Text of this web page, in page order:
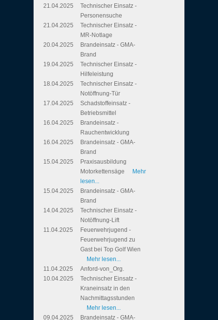
21.04.2025
Technischer Einsatz -
Personensuche
21.04.2025
Technischer Einsatz -
MR-Notlage
20.04.2025
Brandeinsatz - GMA-
Brand
19.04.2025
Technischer Einsatz -
Hilfeleistung
18.04.2025
Technischer Einsatz -
Notöffnung-Tür
17.04.2025
Schadstoffeinsatz -
Betriebsmittel
16.04.2025
Brandeinsatz -
Rauchentwicklung
16.04.2025
Brandeinsatz - GMA-
Brand
15.04.2025
Praxisausbildung
Motorkettensäge
Mehr
lesen...
15.04.2025
Brandeinsatz - GMA-
Brand
14.04.2025
Technischer Einsatz -
Notöffnung-Lift
11.04.2025
Feuerwehrjugend -
Feuerwehrjugend zu
Gast bei Top Golf Wien
Mehr lesen...
11.04.2025
Anford-von_Org.
10.04.2025
Technischer Einsatz -
Kraneinsatz in den
Nachmittagsstunden
Mehr lesen...
09.04.2025
Brandeinsatz - GMA-